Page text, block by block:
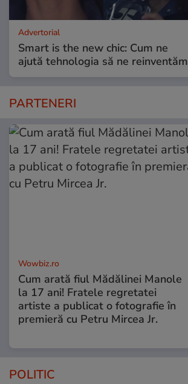
Advertorial
Smart is the new chic: Cum ne
ajută tehnologia să ne reinventăm
PARTENERI
Wowbiz.ro
Cum arată fiul Mădălinei Manole
la 17 ani! Fratele regretatei
artiste a publicat o fotografie în
premieră cu Petru Mircea Jr.
POLITIC